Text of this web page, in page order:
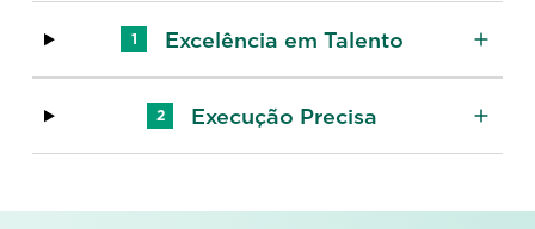
1 Excelência em Talento
2 Execução Precisa